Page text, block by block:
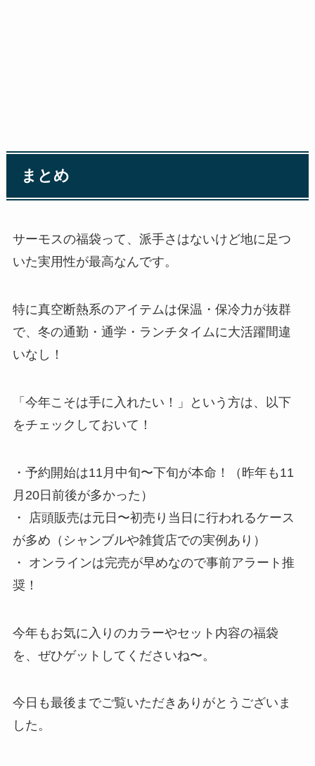
まとめ
サーモスの福袋って、派手さはないけど地に足つ
いた実用性が最高なんです。
特に真空断熱系のアイテムは保温・保冷力が抜群
で、冬の通勤・通学・ランチタイムに大活躍間違
いなし！
「今年こそは手に入れたい！」という方は、以下
をチェックしておいて！
・予約開始は11月中旬〜下旬が本命！（昨年も11
月20日前後が多かった）
・ 店頭販売は元日〜初売り当日に行われるケース
が多め（シャンブルや雑貨店での実例あり）
・ オンラインは完売が早めなので事前アラート推
奨！
今年もお気に入りのカラーやセット内容の福袋
を、ぜひゲットしてくださいね〜。
今日も最後までご覧いただきありがとうございま
した。